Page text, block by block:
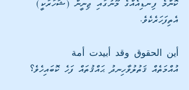
ކޮންމެ ފިނޑިއެއްގެ މޫނުގައި ޖިނީން (ޝަހަރަކީ)
އެތިފަހަރެކެވެ.
أين الحقوق وقد أبيدت أمة
އުއްމަތެއް ޤަތުލުވާހިނދު ޙައްޤުތައް ފަހެ ކޮބައިހެވެ؟